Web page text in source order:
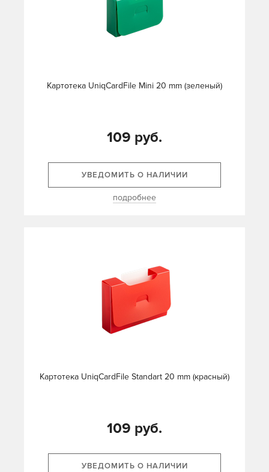
Картотека UniqCardFile Mini 20 mm (зеленый)
109 руб.
УВЕДОМИТЬ О НАЛИЧИИ
подробнее
Картотека UniqCardFile Standart 20 mm (красный)
109 руб.
УВЕДОМИТЬ О НАЛИЧИИ